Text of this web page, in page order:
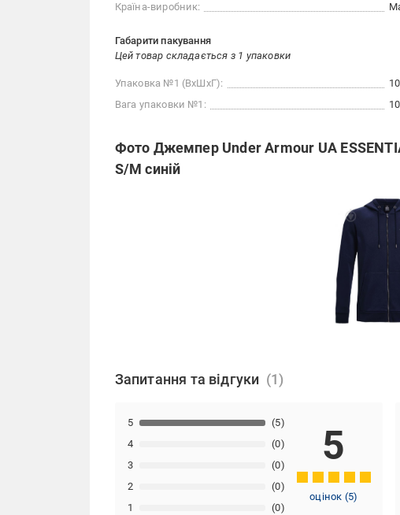
Країна-виробник:
Габарити пакування
Цей товар складається з 1 упаковки
Упаковка №1 (ВхШхГ):
Вага упаковки №1:
Фото Джемпер Under Armour UA
S/M синій
Запитання та відгуки
1 (0)
2 (0)
3 (0)
4 (0)
5 (5)
5
оцінок (5)